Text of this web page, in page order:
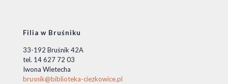
Filia w Bruśniku
33-192 Bruśnik 42A
tel. 14 627 72 03
Iwona Wietecha
brusnik@biblioteka-ciezkowice.pl